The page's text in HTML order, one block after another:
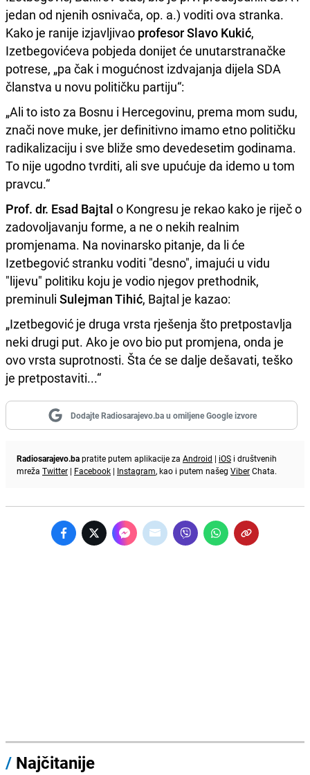
jedan od njenih osnivača, op. a.) voditi ova stranka.
Kako je ranije izjavljivao profesor Slavo Kukić,
Izetbegovićeva pobjeda donijet će unutarstranačke
potrese, „pa čak i mogućnost izdvajanja dijela SDA
članstva u novu političku partiju“:
„Ali to isto za Bosnu i Hercegovinu, prema mom sudu,
znači nove muke, jer definitivno imamo etno političku
radikalizaciju i sve bliže smo devedesetim godinama.
To nije ugodno tvrditi, ali sve upućuje da idemo u tom
pravcu.“
Prof. dr. Esad Bajtal o Kongresu je rekao kako je riječ o
zadovoljavanju forme, a ne o nekih realnim
promjenama. Na novinarsko pitanje, da li će
Izetbegović stranku voditi "desno", imajući u vidu
"lijevu" politiku koju je vodio njegov prethodnik,
preminuli Sulejman Tihić, Bajtal je kazao:
„Izetbegović je druga vrsta rješenja što pretpostavlja
neki drugi put. Ako je ovo bio put promjena, onda je
ovo vrsta suprotnosti. Šta će se dalje dešavati, teško
je pretpostaviti...“
Dodajte Radiosarajevo.ba u omiljene Google izvore
Radiosarajevo.bapratite putem aplikacije za Android | iOS i društvenih
mreža Twitter | Facebook | Instagram, kao i putem našeg ViberChata.
/ Najčitanije